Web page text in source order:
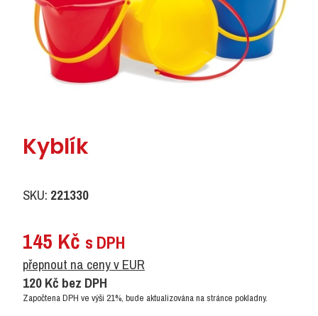
Kyblík
SKU: 221330
145 Kč s DPH
přepnout na ceny v EUR
120Kč bez DPH
Započtena DPH ve výši 21%, bude aktualizována na stránce pokladny.